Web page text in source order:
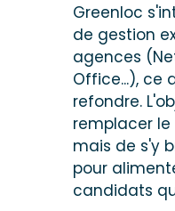
Greenloc
de gestion
agences
Office...), ce
refondre.
remplacer
mais de s'y
pour
candidats